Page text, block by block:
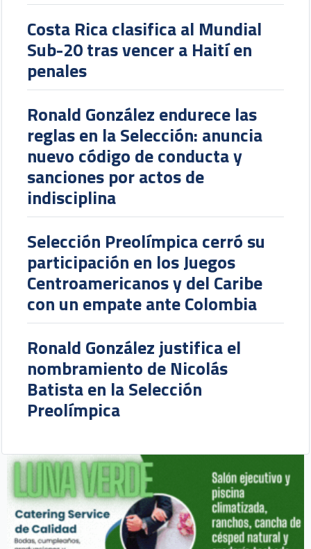
Costa Rica clasifica al Mundial
Sub-20 tras vencer a Haití en
penales
Ronald González endurece las
reglas en la Selección: anuncia
nuevo código de conducta y
sanciones por actos de
indisciplina
Selección Preolímpica cerró su
participación en los Juegos
Centroamericanos y del Caribe
con un empate ante Colombia
Ronald González justifica el
nombramiento de Nicolás
Batista en la Selección
Preolímpica